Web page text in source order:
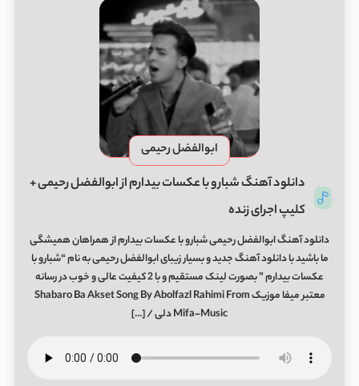
ابوالفضل رحیمی
دانلود آهنگ شبارو با عکسات بیدارم از ابوالفضل رحیمی +
کلیپ اجرای زنده
دانلود آهنگ ابوالفضل رحیمی شبارو با عکسات بیدارم از همراهان همیشگی
ما باشید با دانلود آهنگ جدید و بسیار زیبای ابوالفضل رحیمی به نام “شبارو با
عکسات بیدارم ” بصورت لینک مستقیم و با 2 کیفیت عالی و خوب در رسانه
معتبر میفا موزیک Shabaro Ba Akset Song By Abolfazl Rahimi From
Mifa-Music دلی / […]